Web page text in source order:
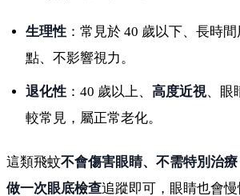
生理性 ：常見於 40 歲以下、長時
點、不影響視力。
退化性 ：40 歲以上、高度近視、眼
較常見，屬正常老化。
這類飛蚊不會傷害眼睛、不需特別治療
做一次眼底檢查追蹤即可，眼睛也會慢